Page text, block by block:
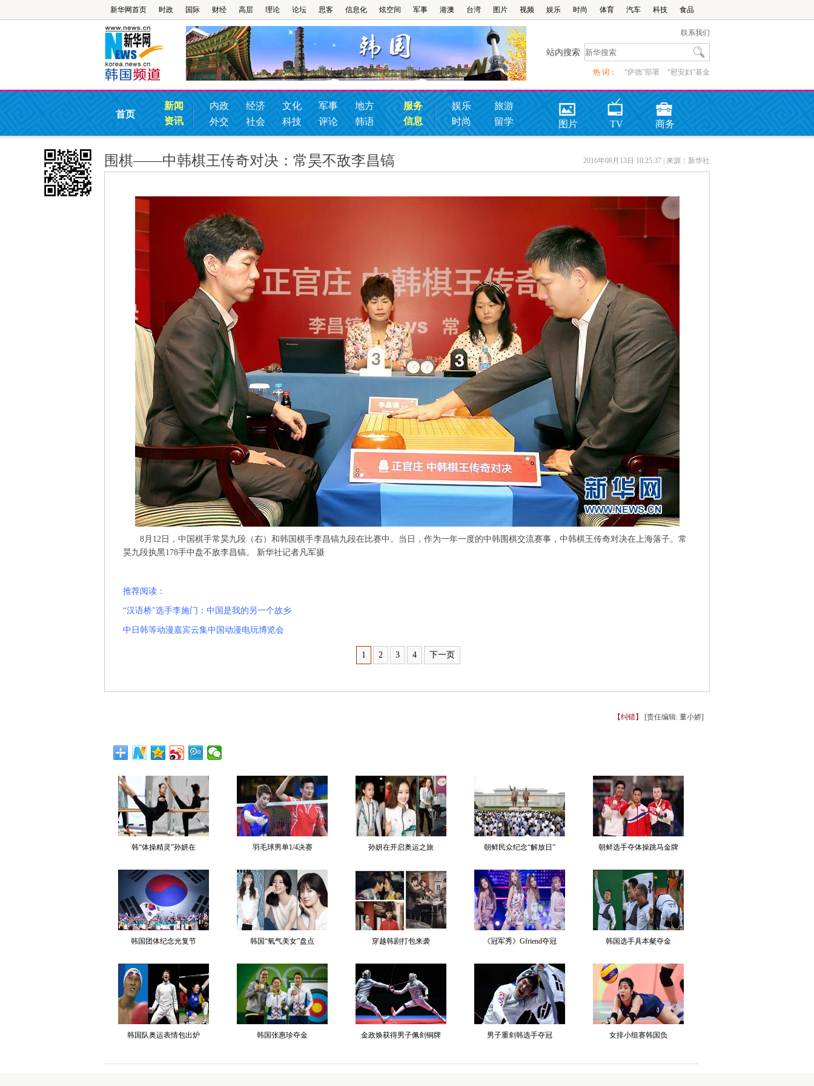
新华网首页 时政 国际 财经 高层 理论 论坛 思客 信息化 炫空间 军事 港澳 台湾 图片 视频 娱乐 时尚 体育 汽车 科技 食品
联系我们
站内搜索
热 词： “萨德”部署 “慰安妇”基金
首页
新闻
资讯
内政 经济 文化 军事
地方
外交
社会 科技 评论 韩语
服务
信息
娱乐
旅游
时尚
留学 图片 TV 商务
围棋——中韩棋王传奇对决：常昊不敌李昌镐 2016年08月13日 10:25:37 | 来源：新华社
8月12日，中国棋手常昊九段（右）和韩国棋手李昌镐九段在比赛中。当日，作为一年一度的中韩围棋交流赛事，中韩棋王传奇对决在上海落子。常
昊九段执黑178手中盘不敌李昌镐。 新华社记者凡军摄
推荐阅读：
“汉语桥”选手李施门：中国是我的另一个故乡
中日韩等动漫嘉宾云集中国动漫电玩博览会
1 2 3 4 下一页
【纠错】 [责任编辑: 董小娇]
韩“体操精灵”孙妍在 羽毛球男单1/4决赛 孙妍在开启奥运之旅 朝鲜民众纪念“解放日” 朝鲜选手夺体操跳马金牌
韩国团体纪念光复节 韩国“氧气美女”盘点 穿越韩剧打包来袭 《冠军秀》Gfriend夺冠 韩国选手具本粲夺金
韩国队奥运表情包出炉 韩国张惠珍夺金 金政焕获得男子佩剑铜牌 男子重剑韩选手夺冠 女排小组赛韩国负